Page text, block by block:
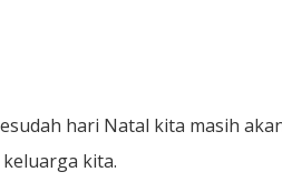
hari Natal kita masih
kita.